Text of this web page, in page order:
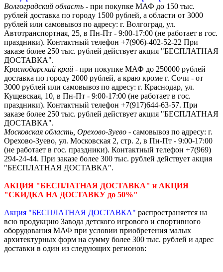
Волгоградский область - при покупке МАФ до 150 тыс.
рублей доставка по городу 1500 рублей, а области от 3000
рублей или самовывоз по адресу: г. Волгоград, ул.
Автотранспортная, 25, в Пн-Пт - 9:00-17:00 (не работает в гос.
праздники). Контактный телефон +7(906)-402-52-22 При
заказе более 250 тыс. рублей действует акция "БЕСПЛАТНАЯ
ДОСТАВКА".
Краснодарский край - при покупке МАФ до 250000 рублей
доставка по городу 2000 рублей, а краю кроме г. Сочи - от
3000 рублей или самовывоз по адресу: г. Краснодар, ул.
Кущевская, 10, в Пн-Пт - 9:00-17:00 (не работает в гос.
праздники). Контактный телефон +7(917)644-63-57. При
заказе более 250 тыс. рублей действует акция "БЕСПЛАТНАЯ
ДОСТАВКА".
Московская область, Орехово-Зуево - самовывоз по адресу: г.
Орехово-Зуево, ул. Московская 2, стр. 2, в Пн-Пт - 9:00-17:00
(не работает в гос. праздники). Контактный телефон +7(969)
294-24-44. При заказе более 300 тыс. рублей действует акция
"БЕСПЛАТНАЯ ДОСТАВКА".
АКЦИЯ "БЕСПЛАТНАЯ ДОСТАВКА" и АКЦИЯ
"СКИДКА НА ДОСТАВКУ до 50%"
Акция "БЕСПЛАТНАЯ ДОСТАВКА" распространяется на
всю продукцию Завода детского игрового и спортивного
оборудования МАФ при условии приобретения малых
архитектурных форм на сумму более 300 тыс. рублей и адрес
доставки в один из следующих регионов: